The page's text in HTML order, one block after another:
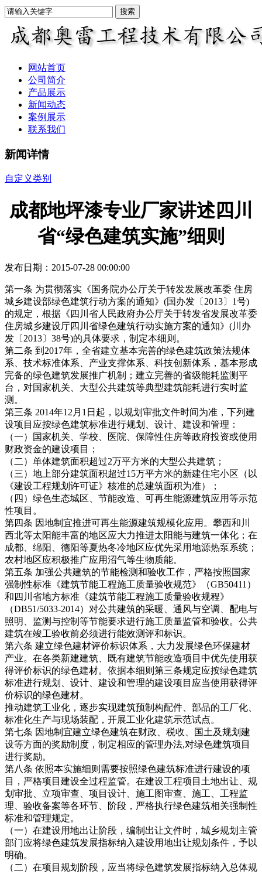
网站首页
公司简介
产品展示
新闻动态
案例展示
联系我们
新闻详情
自定义类别
成都地坪漆专业厂家讲述四川
省“绿色建筑实施”细则
发布日期：2015-07-28 00:00:00
第一条 为贯彻落实《国务院办公厅关于转发发展改革委 住房
城乡建设部绿色建筑行动方案的通知》(国办发〔2013〕1号)
的规定，根据《四川省人民政府办公厅关于转发省发展改革委
住房城乡建设厅四川省绿色建筑行动实施方案的通知》(川办
发〔2013〕38号)的具体要求，制定本细则。
第二条 到2017年，全省建立基本完善的绿色建筑政策法规体
系、技术标准体系、产业支撑体系、科技创新体系，基本形成
完备的绿色建筑发展推广机制；建立完善的省级能耗监测平
台，对国家机关、大型公共建筑等典型建筑能耗进行实时监
测。
第三条 2014年12月1日起，以规划审批文件时间为准，下列建
设项目应按绿色建筑标准进行规划、设计、建设和管理：
（一）国家机关、学校、医院、保障性住房等政府投资或使用
财政资金的建设项目；
（二）单体建筑面积超过2万平方米的大型公共建筑；
（三）地上部分建筑面积超过15万平方米的新建住宅小区（以
《建设工程规划许可证》核准的总建筑面积为准）；
（四）绿色生态城区、节能改造、可再生能源建筑应用等示范
性项目。
第四条 因地制宜推进可再生能源建筑规模化应用。攀西和川
西北等太阳能丰富的地区应大力推进太阳能与建筑一体化；在
成都、绵阳、德阳等夏热冬冷地区应优先采用地源热泵系统；
农村地区应积极推广应用沼气等生物质能。
第五条 加强公共建筑的节能检测和验收工作，严格按照国家
强制性标准《建筑节能工程施工质量验收规范》（GB50411）
和四川省地方标准《建筑节能工程施工质量验收规程》
（DB51/5033-2014）对公共建筑的采暖、通风与空调、配电与
照明、监测与控制等节能要求进行施工质量监管和验收。公共
建筑在竣工验收前必须进行能效测评和标识。
第六条 建立绿色建材评价标识体系，大力发展绿色环保建材
产业。在各类新建建筑、既有建筑节能改造项目中优先使用获
得评价标识的绿色建材。依据本细则第三条规定应按绿色建筑
标准进行规划、设计、建设和管理的建设项目应当使用获得评
价标识的绿色建材。
推动建筑工业化，逐步实现建筑预制构配件、部品的工厂化、
标准化生产与现场装配，开展工业化建筑示范试点。
第七条 因地制宜建立绿色建筑在财政、税收、国土及规划建
设等方面的奖励制度，制定相应的管理办法,对绿色建筑项目
进行奖励。
第八条 依照本实施细则需要按照绿色建筑标准进行建设的项
目，严格项目建设全过程监管。在建设工程项目土地出让、规
划审批、立项审查、项目设计、施工图审查、施工、工程监
理、验收备案等各环节、阶段，严格执行绿色建筑相关强制性
标准和管理规定。
（一）在建设用地出让阶段，编制出让文件时，城乡规划主管
部门应将绿色建筑发展指标纳入建设用地出让规划条件，予以
明确。
（二）在项目规划阶段，应当将绿色建筑发展指标纳入总体规